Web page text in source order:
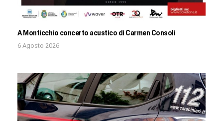
A Monticchio concerto acustico di Carmen Consoli
6 Agosto 2026